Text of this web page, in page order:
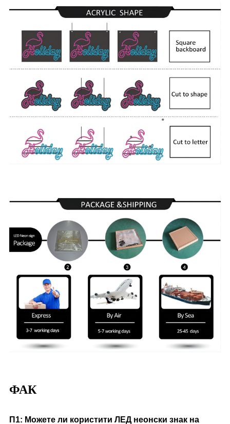
ФАК
П1: Можете ли користити ЛЕД неонски знак на